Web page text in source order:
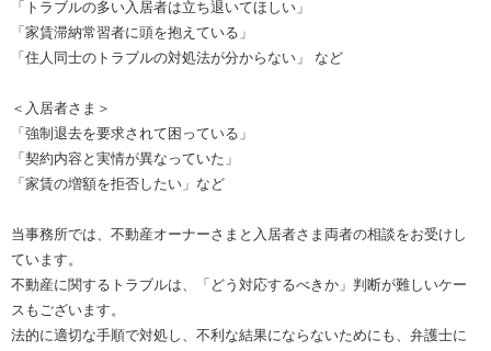
「トラブルの多い入居者は立ち退いてほしい」
「家賃滞納常習者に頭を抱えている」
「住人同士のトラブルの対処法が分からない」 など
＜入居者さま＞
「強制退去を要求されて困っている」
「契約内容と実情が異なっていた」
「家賃の増額を拒否したい」など
当事務所では、不動産オーナーさまと入居者さま両者の相談をお受けし
ています。
不動産に関するトラブルは、「どう対応するべきか」判断が難しいケー
スもございます。
法的に適切な手順で対処し、不利な結果にならないためにも、弁護士に